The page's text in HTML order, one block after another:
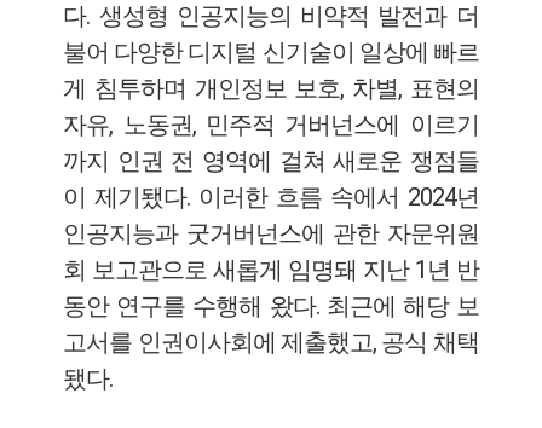
다. 생성형 인공지능의 비약적 발전과 더
불어 다양한 디지털 신기술이 일상에 빠르
게 침투하며 개인정보 보호, 차별, 표현의
자유, 노동권, 민주적 거버넌스에 이르기
까지 인권 전 영역에 걸쳐 새로운 쟁점들
이 제기됐다. 이러한 흐름 속에서 2024년
인공지능과 굿거버넌스에 관한 자문위원
회 보고관으로 새롭게 임명돼 지난 1년 반
동안 연구를 수행해 왔다. 최근에 해당 보
고서를 인권이사회에 제출했고, 공식 채택
됐다.